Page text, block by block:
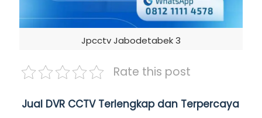
Jpcctv Jabodetabek 3
Rate this post
Jual DVR CCTV Terlengkap dan Terpercaya